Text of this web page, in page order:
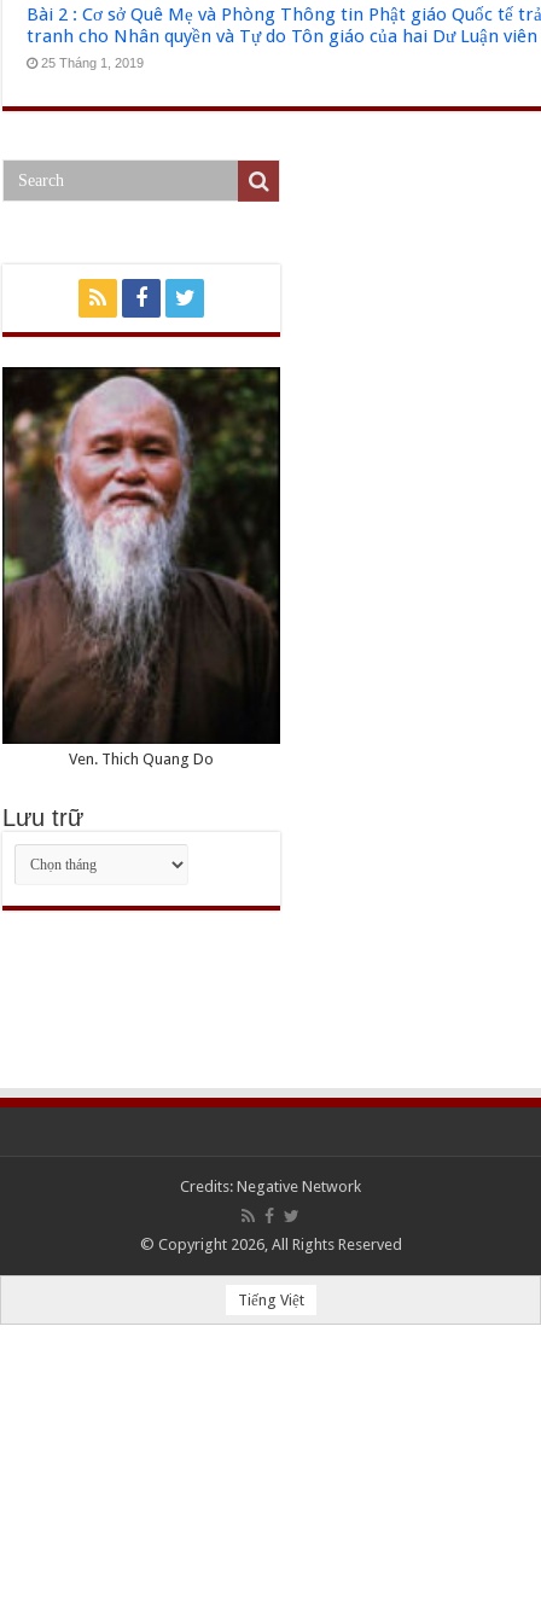
Bài 2 : Cơ sở Quê Mẹ và Phòng Thông tin Phật giáo Quốc tế
tranh cho Nhân quyền và Tự do Tôn giáo của hai Dư Luận viên
25 Tháng 1, 2019
Ven. Thich Quang Do
Lưu trữ
Lưu
trữ
Credits: Negative Network
© Copyright 2026, All Rights Reserved
Tiếng Việt